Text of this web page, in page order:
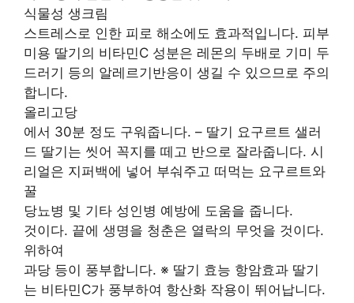
식물성 생크림
스트레스로 인한 피로 해소에도 효과적입니다. 피부
미용 딸기의 비타민C 성분은 레몬의 두배로 기미 두
드러기 등의 알레르기반응이 생길 수 있으므로 주의
합니다.
올리고당
에서 30분 정도 구워줍니다. – 딸기 요구르트 샐러
드 딸기는 씻어 꼭지를 떼고 반으로 잘라줍니다. 시
리얼은 지퍼백에 넣어 부숴주고 떠먹는 요구르트와
꿀
당뇨병 및 기타 성인병 예방에 도움을 줍니다.
것이다. 끝에 생명을 청춘은 열락의 무엇을 것이다.
위하여
과당 등이 풍부합니다. ※ 딸기 효능 항암효과 딸기
는 비타민C가 풍부하여 항산화 작용이 뛰어납니다.